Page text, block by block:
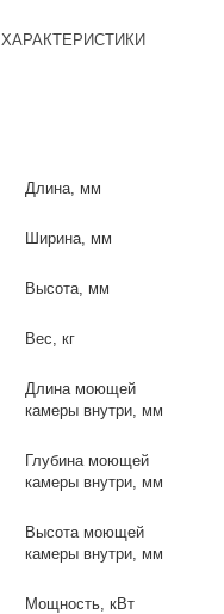
ХАРАКТЕРИСТИКИ
Длина, мм
Ширина, мм
Высота, мм
Вес, кг
Длина моющей
камеры внутри, мм
Глубина моющей
камеры внутри, мм
Высота моющей
камеры внутри, мм
Мощность, кВт